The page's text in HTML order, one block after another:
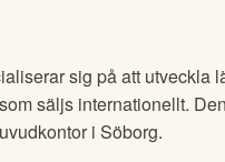
sig på att
säljs internationellt.
i Söborg.